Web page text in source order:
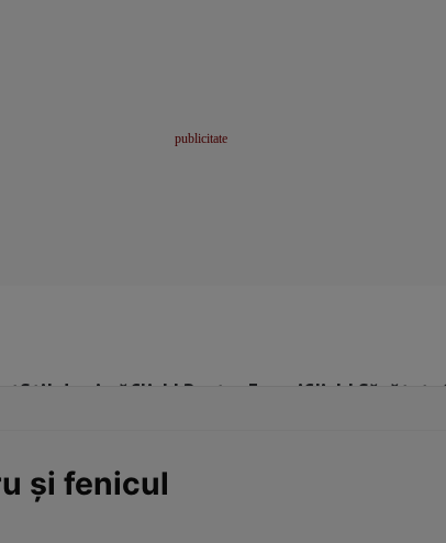
Stil de viațăClick! Pentru FemeiClick! Sănătate
și fenicul